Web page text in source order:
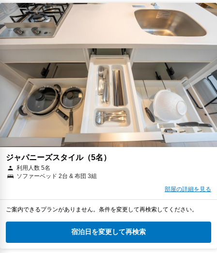
ジャパニーズスタイル（5名）
利用人数 5名
ソファーベッド 2台 & 布団 3組
部屋の詳細を見る
ご案内できるプランがありません。条件を変更して再検索してください。
宿泊日を変更して再検索